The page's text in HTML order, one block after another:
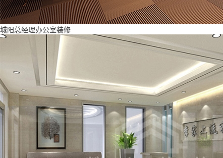
城阳总经理办公室装修